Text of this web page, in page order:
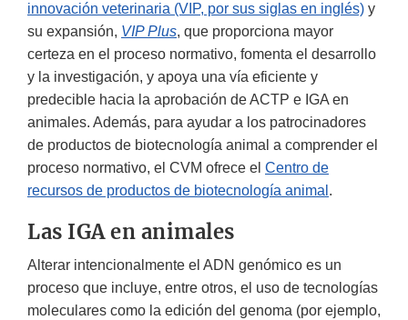
innovación veterinaria (VIP, por sus siglas en inglés) y
su expansión, VIP Plus, que proporciona mayor
certeza en el proceso normativo, fomenta el desarrollo
y la investigación, y apoya una vía eficiente y
predecible hacia la aprobación de ACTP e IGA en
animales. Además, para ayudar a los patrocinadores
de productos de biotecnología animal a comprender el
proceso normativo, el CVM ofrece el Centro de
recursos de productos de biotecnología animal .
Las IGA en animales
Alterar intencionalmente el ADN genómico es un
proceso que incluye, entre otros, el uso de tecnologías
moleculares como la edición del genoma (por ejemplo,